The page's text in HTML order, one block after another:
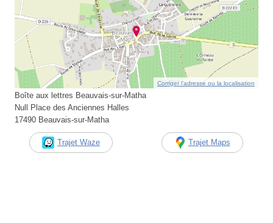
Corriger l’adresse ou la localisation
Boîte aux lettres Beauvais-sur-Matha
Null Place des Anciennes Halles
17490 Beauvais-sur-Matha
Trajet Waze Trajet Maps